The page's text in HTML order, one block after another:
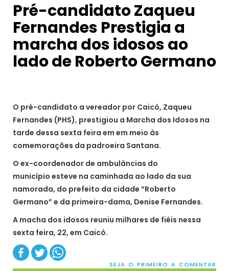
Pré-candidato Zaqueu
Fernandes Prestigia a
marcha dos idosos ao
lado de Roberto Germano
O pré-candidato a vereador por Caicó, Zaqueu
Fernandes (PHS), prestigiou a Marcha dos Idosos na
tarde dessa sexta feira em em meio às
comemorações da padroeira Santana.
O ex-coordenador de ambulâncias do
município esteve na caminhada ao lado da sua
namorada, do prefeito da cidade ”Roberto
Germano” e da primeira-dama, Denise Fernandes.
A macha dos idosos reuniu milhares de fiéis nessa
sexta feira, 22, em Caicó.
SEJA O PRIMEIRO A COMENTAR